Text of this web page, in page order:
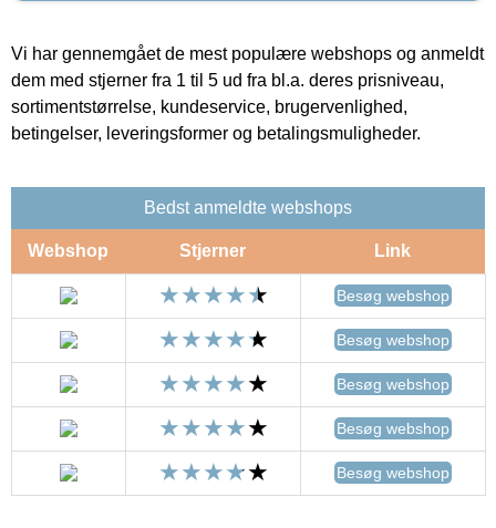
Vi har gennemgået de mest populære webshops og anmeldt
dem med stjerner fra 1 til 5 ud fra bl.a. deres prisniveau,
sortimentstørrelse, kundeservice, brugervenlighed,
betingelser, leveringsformer og betalingsmuligheder.
Bedst anmeldte webshops
Webshop Stjerner Link
Besøg webshop
Besøg webshop
Besøg webshop
Besøg webshop
Besøg webshop